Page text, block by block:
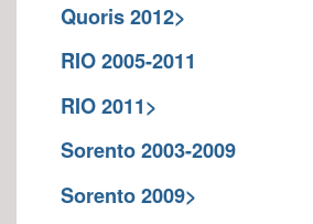
Quoris 2012>
RIO 2005-2011
RIO 2011>
Sorento 2003-2009
Sorento 2009>